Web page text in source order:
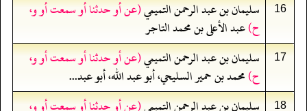
16 سليمان بن عبد الرحمن التميمي(عن أو حدثنا أو سمعت أو و،
ح)عبد الأعلى بن محمد التاجر
17 سليمان بن عبد الرحمن التميمي(عن أو حدثنا أو سمعت أو و،
ح)محمد بن حمير السليحي، أبو عبد الله، أبو عبد...
18 سليمان بن عبد الرحمن التميمي(عن أو حدثنا أو سمعت أو و،